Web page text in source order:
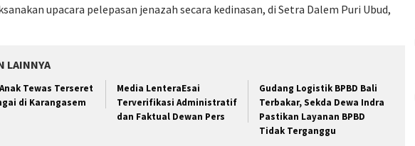
upacara pelepasan jenazah secara kedinasan, di Setra Dalem Puri Ubud,
LAINNYA
Tewas Terseret
di Karangasem
Media LenteraEsai
Terverifikasi Administratif
dan Faktual Dewan Pers
Gudang Logistik BPBD Bali
Terbakar, Sekda Dewa Indra
Pastikan Layanan BPBD
Tidak Terganggu